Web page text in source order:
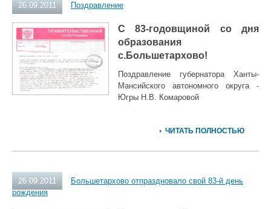
26.09.2011 Поздравление
С 83-годовщиной со дня
образования
с.Большетархово!
Поздравление губернатора Ханты-
Мансийского автономного округа -
Югры Н.В. Комаровой
ЧИТАТЬ ПОЛНОСТЬЮ
26.09.2011
Большетархово отпраздновало свой 83-й день
рождения